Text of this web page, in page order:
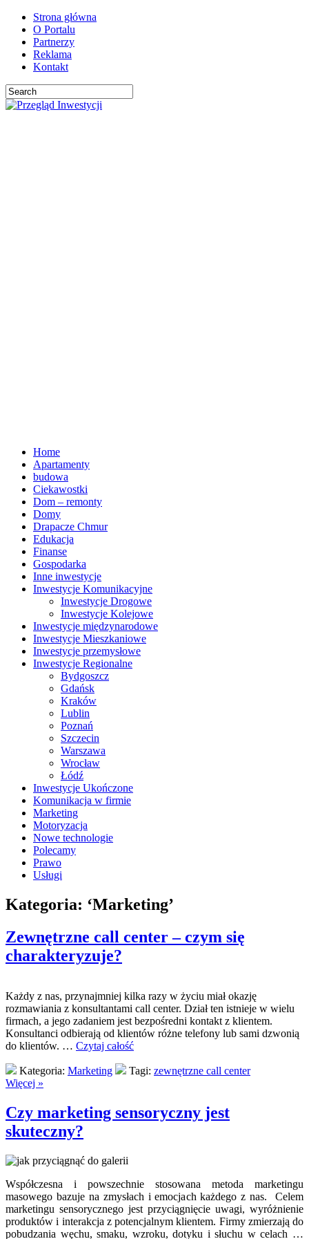
Strona główna
O Portalu
Partnerzy
Reklama
Kontakt
Home
Apartamenty
budowa
Ciekawostki
Dom – remonty
Domy
Drapacze Chmur
Edukacja
Finanse
Gospodarka
Inne inwestycje
Inwestycje Komunikacyjne
Inwestycje Drogowe
Inwestycje Kolejowe
Inwestycje międzynarodowe
Inwestycje Mieszkaniowe
Inwestycje przemysłowe
Inwestycje Regionalne
Bydgoszcz
Gdańsk
Kraków
Lublin
Poznań
Szczecin
Warszawa
Wrocław
Łódź
Inwestycje Ukończone
Komunikacja w firmie
Marketing
Motoryzacja
Nowe technologie
Polecamy
Prawo
Usługi
Kategoria: ‘Marketing’
Zewnętrzne call center – czym się
charakteryzuje?
Każdy z nas, przynajmniej kilka razy w życiu miał okazję
rozmawiania z konsultantami call center. Dział ten istnieje w wielu
firmach, a jego zadaniem jest bezpośredni kontakt z klientem.
Konsultanci odbierają od klientów różne telefony lub sami dzwonią
do klientów. … Czytaj całość
Kategoria: Marketing Tagi: zewnętrzne call center
Więcej »
Czy marketing sensoryczny jest
skuteczny?
Współczesna i powszechnie stosowana metoda marketingu
masowego bazuje na zmysłach i emocjach każdego z nas. Celem
marketingu sensorycznego jest przyciągnięcie uwagi, wyróżnienie
produktów i interakcja z potencjalnym klientem. Firmy zmierzają do
pobudzania węchu, smaku, wzroku, dotyku i słuchu w celach …